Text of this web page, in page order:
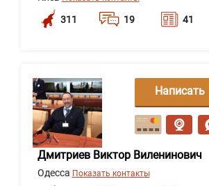
311 19 41
Дмитриев Виктор Виленинович
Одесса Показать контакты
Написать
сообщение